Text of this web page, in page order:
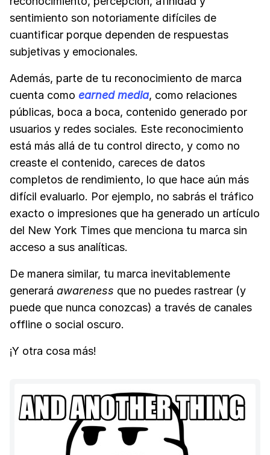
sentimiento son notoriamente difíciles de
cuantificar porque dependen de respuestas
subjetivas y emocionales.
Además, parte de tu reconocimiento de marca
cuenta como earned media, como relaciones
públicas, boca a boca, contenido generado por
usuarios y redes sociales. Este reconocimiento
está más allá de tu control directo, y como no
creaste el contenido, careces de datos
completos de rendimiento, lo que hace aún más
difícil evaluarlo. Por ejemplo, no sabrás el tráfico
exacto o impresiones que ha generado un artículo
del New York Times que menciona tu marca sin
acceso a sus analíticas.
De manera similar, tu marca inevitablemente
generará awareness que no puedes rastrear (y
puede que nunca conozcas) a través de canales
offline o social oscuro.
¡Y otra cosa más!